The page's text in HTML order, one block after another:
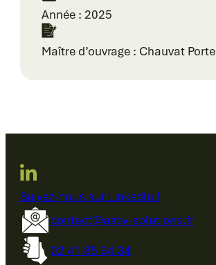
Année : 2025
Maître d’ouvrage : Chauvat Porte
Suivez-nous sur LinkedIn !
contact@agev-solutions.fr
02 41 85 64 34